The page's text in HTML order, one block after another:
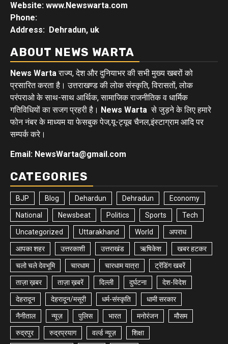
Website: www.Newswarta.com
Phone:
Address: Dehradun, uk
ABOUT NEWS WARTA
News Wartaराज्य, देश और दुनियाभर की सभी मुख्य खबरों को
प्रसारित करता है। उत्तराखण्ड की लोक संस्कृति, विरासतों, लोक
परंपराओ के साथ-साथ आर्थिक, सामाजिक राजनीतिक व धार्मिक
गतिविधियों का सजग प्रहरी है। News Warta से जुड़ने के लिए हमारे
फोन नंबर के माध्यम या फेसबुक पेज,यू-ट्यूब चैनल,इंस्टाग्राम आदि पर
सम्पर्क करे।
Email: NewsWarta@gmail.com
CATEGORIES
BJP Blog Dehardun Dehradun Economy
National Newsbeat Politics Sports Tech
Uncategorized Uttarakhand World अपराध
आपका शहर उत्तरकाशी उत्तराखंड ऋषिकेश खबर हटकर
चलो चले देवभूमि चारधाम चारधाम यात्रा ट्रेंडिंग खबरें
ताज़ा ख़बर ताज़ा ख़बरें दिल्ली दुर्घटना देश-विदेश
देहरादून देहरादून/मसूरी धर्म-संस्कृति धामी सरकार
नैनीताल न्यूज़ पुलिस भारत मनोरंजन मौसम
रुद्रपुर रुद्रप्रयाग वर्ल्ड न्यूज़ शिक्षा